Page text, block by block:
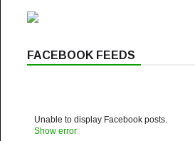
FACEBOOK FEEDS
Unable to display Facebook posts.
Show error